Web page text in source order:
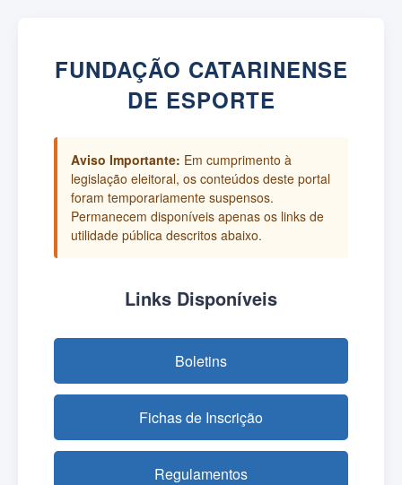
FUNDAÇÃO CATARINENSE
DE ESPORTE
Aviso Importante: Em cumprimento à
legislação eleitoral, os conteúdos deste portal
foram temporariamente suspensos.
Permanecem disponíveis apenas os links de
utilidade pública descritos abaixo.
Links Disponíveis
Boletins
Fichas de Inscrição
Regulamentos